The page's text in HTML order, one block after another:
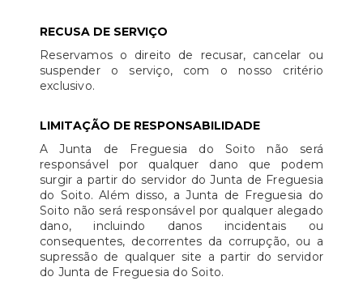
RECUSA DE SERVIÇO
Reservamos o direito de recusar, cancelar ou
suspender o serviço, com o nosso critério
exclusivo.
LIMITAÇÃO DE RESPONSABILIDADE
A Junta de Freguesia do Soito não será
responsável por qualquer dano que podem
surgir a partir do servidor do Junta de Freguesia
do Soito. Além disso, a Junta de Freguesia do
Soito não será responsável por qualquer alegado
dano, incluindo danos incidentais ou
consequentes, decorrentes da corrupção, ou a
supressão de qualquer site a partir do servidor
do Junta de Freguesia do Soito.